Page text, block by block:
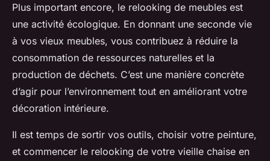
Plus important encore, le relooking de meubles est
une activité écologique. En donnant une seconde vie
à vos vieux meubles, vous contribuez à réduire la
consommation de ressources naturelles et la
production de déchets. C’est une manière concrète
d’agir pour l’environnement tout en améliorant votre
décoration intérieure.
Il est temps de sortir vos outils, choisir votre peinture,
et commencer le relooking de votre vieille chaise en